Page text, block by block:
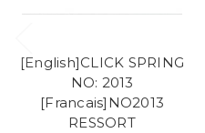
[English]CLICK SPRING
NO: 2013
[Francais]NO2013
RESSORT